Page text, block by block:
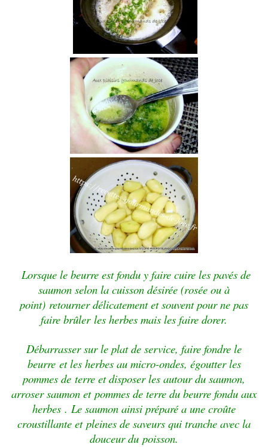
Lorsque le beurre est fondu y faire cuire les pavés de
saumon selon la cuisson désirée (rosée ou à
point) retourner délicatement et souvent pour ne pas
faire brûler les herbes mais les faire dorer.
Débarrasser sur le plat de service, faire fondre le
beurre et les herbes au micro-ondes, égoutter les
pommes de terre et disposer les autour du saumon,
arroser saumon et pommes de terre du beurre fondu aux
herbes . Le saumon ainsi préparé a une croûte
croustillante et pleines de saveurs qui tranche avec la
douceur du poisson.